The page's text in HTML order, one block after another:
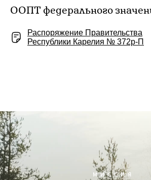
ООПТ федерального
Распоряжение Правительства
Республики Карелия № 372р-П
МИССИЯ